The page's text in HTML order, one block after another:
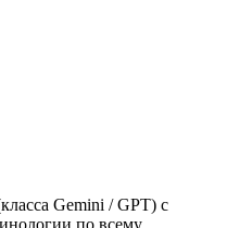
Gemini / GPT) с